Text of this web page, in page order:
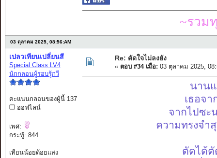
~รวม
03 ตุลาคม 2025, 08:56:AM
เปลวเทียนเปลี่ยนสี
Special Class LV4
นักกลอนผู้รอบรู้กวี
คะแนนกลอนของผู้นี้ 137
ออฟไลน์
เพศ:
กระทู้: 844
เทียนน้อยด้อยแสง
Re: ตัดใจไม่ลงยัง
« ตอบ #34 เมื่อ: 03 ตุลาคม 2025,
นาน
เธอจ
จากไปซะ
ความทรงจำ
ตัดได้ตั